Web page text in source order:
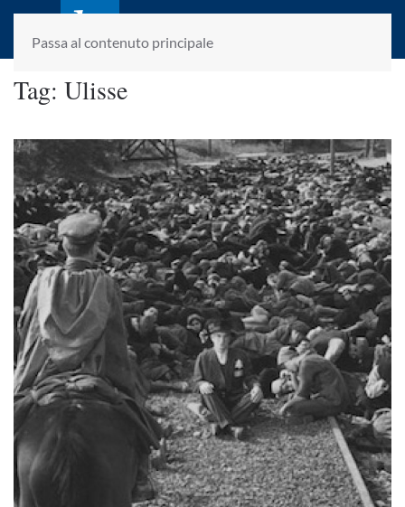
Passa al contenuto principale
laletteraturaenoi.it
fondato da Romano Luperini
Tag: Ulisse